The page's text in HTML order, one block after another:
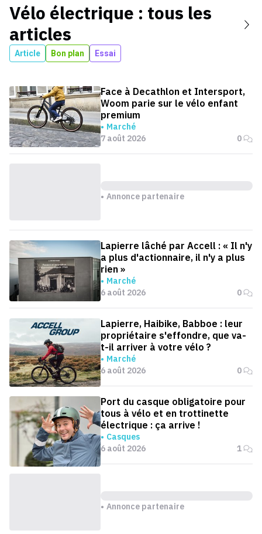
Vélo électrique : tous les
articles
Article Bon plan Essai
Face à Decathlon et Intersport,
Woom parie sur le vélo enfant
premium
Marché
7 août 2026
0
Annonce partenaire
Lapierre lâché par Accell : « Il n'y
a plus d'actionnaire, il n'y a plus
rien »
Marché
6 août 2026
0
Lapierre, Haibike, Babboe : leur
propriétaire s'effondre, que va-
t-il arriver à votre vélo ?
Marché
6 août 2026
0
Port du casque obligatoire pour
tous à vélo et en trottinette
électrique : ça arrive !
Casques
6 août 2026
1
Annonce partenaire